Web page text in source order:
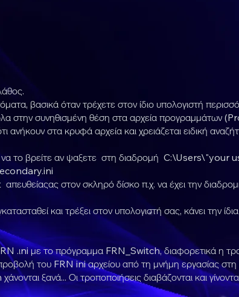
και τρέξει στον υπολογιστή σας, κάνει την
.ιni με το πρόγραμμα FRN_Switch, διαφορετικά η
του FRN ini αρχείου από τη μνήμη εργασίας
ξανά... Οι τροποποιήσεις διαβάζονται και
βασικά όταν τρέχετε στον ίδιο υπολογιστή
στην συνηθισμένη θέση στα αρχεία προγραμμάτων
στα κρυφά αρχεία και χρειάζεται ειδική
να το βρείτε αν ψαξετε στη διαδρομή C:\Users\"your
στον σκληρό δίσκο π.χ. να έχει την